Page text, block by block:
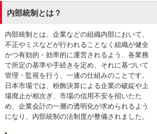
内部統制とは？
内部統制とは、企業などの組織内部において、
不正やミスなどが行われることなく組織が健全
かつ有効的・効率的に運営されるよう、各業務
で所定の基準や手続きを定め、それに基づいて
管理・監視を行う、一連の仕組みのことです。
日本市場では、粉飾決算による企業の破綻や上
場廃止が相次ぎ、市場の信用不安を招いたた
め、企業会計の一層の透明化が求められるよう
になり、内部統制の法制度が整備されました。